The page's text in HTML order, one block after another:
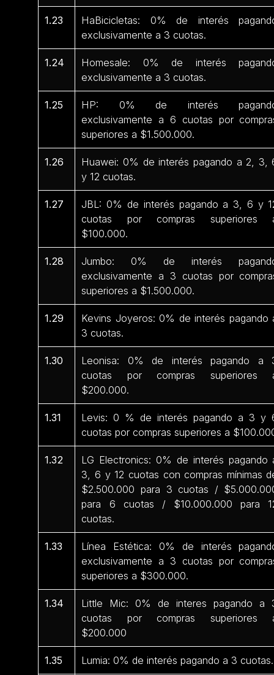
1.23
HaBicicletas: 0% de interés
exclusivamente a 3 cuotas.
1.24
Homesale: 0% de interés
exclusivamente a 3 cuotas.
1.25
HP: 0% de interés
exclusivamente a 6 cuotas por
superiores a $1.500.000.
1.26
Huawei: 0% de interés pagando a 2, 3,
y 12 cuotas.
1.27
JBL: 0% de interés pagando a 3, 6 y
cuotas por compras superiores
$100.000.
1.28
Jumbo: 0% de interés
exclusivamente a 3 cuotas por
superiores a $1.500.000.
1.29
Kevins Joyeros: 0% de interés pagando
3 cuotas.
1.30
Leonisa: 0% de interés pagando a
cuotas por compras superiores
$200.000.
1.31
Levis: 0 % de interés pagando a 3 y
cuotas por compras superiores a
1.32
LG Electronics: 0% de interés pagando
3, 6 y 12 cuotas con compras mínimas
$2.500.000 para 3 cuotas /
para 6 cuotas / $10.000.000 para
cuotas.
1.33
Línea Estética: 0% de interés
exclusivamente a 3 cuotas por
superiores a $300.000.
1.34
Little Mic: 0% de interes pagando a
cuotas por compras superiores
$200.000
1.35 Lumia: 0% de interés pagando a 3 cuotas.